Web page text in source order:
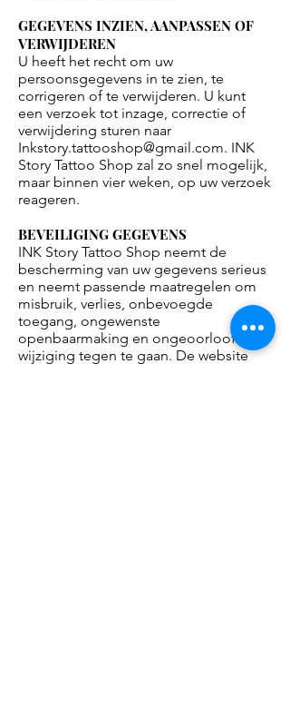
GEGEVENS INZIEN, AANPASSEN OF
VERWIJDEREN
U heeft het recht om uw
persoonsgegevens in te zien, te
corrigeren of te verwijderen. U kunt
een verzoek tot inzage, correctie of
verwijdering sturen naar
Inkstory.tattooshop@gmail.com. INK
Story Tattoo Shop zal zo snel mogelijk,
maar binnen vier weken, op uw verzoek
reageren.
BEVEILIGING GEGEVENS
INK Story Tattoo Shop neemt de
bescherming van uw gegevens serieus
en neemt passende maatregelen om
misbruik, verlies, onbevoegde
toegang, ongewenste
openbaarmaking en ongeoorloofde
wijziging tegen te gaan. De website